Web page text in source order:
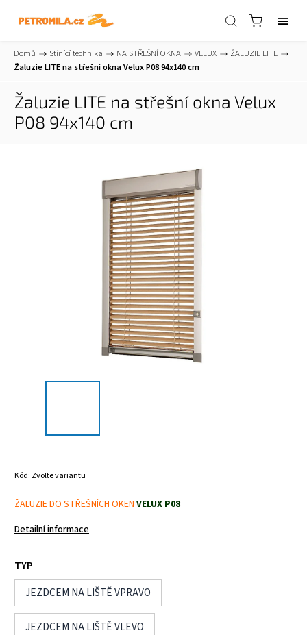
Domů / Stínící technika / NA STŘEŠNÍ OKNA / VELUX / ŽALUZIE LITE /
Žaluzie LITE na střešní okna Velux P08 94x140 cm
Žaluzie LITE na střešní okna Velux
P08 94x140 cm
Kód: Zvolte variantu
ŽALUZIE DO STŘEŠNÍCH OKEN VELUX P08
Detailní informace
TYP
JEZDCEM NA LIŠTĚ VPRAVO
JEZDCEM NA LIŠTĚ VLEVO